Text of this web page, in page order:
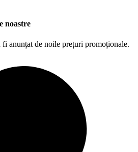
noastre
fi anunțat de noile prețuri promoționale.